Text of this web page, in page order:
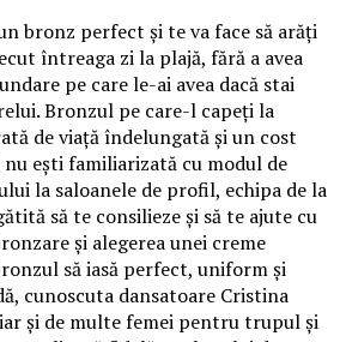
bronz perfect şi te va face să arăţi
întreaga zi la plajă, fără a avea
pe care le-ai avea dacă stai
Bronzul pe care-l capeţi la
de viaţă îndelungată şi un cost
nu eşti familiarizată cu modul de
la saloanele de profil, echipa de la
să te consilieze şi să te ajute cu
şi alegerea unei creme
să iasă perfect, uniform şi
cunoscuta dansatoare Cristina
şi de multe femei pentru trupul şi